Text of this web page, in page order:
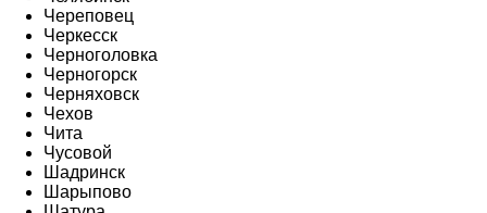
Череповец
Черкесск
Черноголовка
Черногорск
Черняховск
Чехов
Чита
Чусовой
Шадринск
Шарыпово